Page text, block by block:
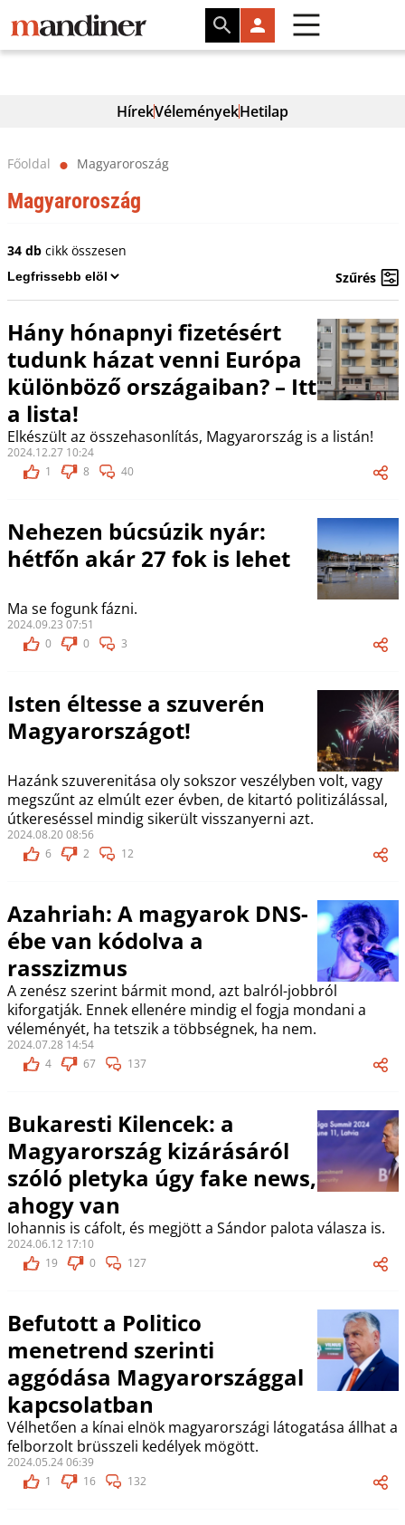
HírekVéleményekHetilap
Főoldal ⬤ Magyaroroszág
Magyaroroszág
34 dbcikk összesen
Szűrés
Hány hónapnyi fizetésért
tudunk házat venni Európa
különböző országaiban? – Itt
a lista!
Elkészült az összehasonlítás, Magyarország is a listán!
2024.12.27 10:24
1
8 40
Nehezen búcsúzik nyár:
hétfőn akár 27 fok is lehet
Ma se fogunk fázni.
2024.09.23 07:51
0
0 3
Isten éltesse a szuverén
Magyarországot!
Hazánk szuverenitása oly sokszor veszélyben volt, vagy
megszűnt az elmúlt ezer évben, de kitartó politizálással,
útkereséssel mindig sikerült visszanyerni azt.
2024.08.20 08:56
6
2 12
Azahriah: A magyarok DNS-
ébe van kódolva a
rasszizmus
A zenész szerint bármit mond, azt balról-jobbról
kiforgatják. Ennek ellenére mindig el fogja mondani a
véleményét, ha tetszik a többségnek, ha nem.
2024.07.28 14:54
4
67 137
Bukaresti Kilencek: a
Magyarország kizárásáról
szóló pletyka úgy fake news,
ahogy van
Iohannis is cáfolt, és megjött a Sándor palota válasza is.
2024.06.12 17:10
19
0 127
Befutott a Politico
menetrend szerinti
aggódása Magyarországgal
kapcsolatban
Vélhetően a kínai elnök magyarországi látogatása állhat a
felborzolt brüsszeli kedélyek mögött.
2024.05.24 06:39
1
16 132